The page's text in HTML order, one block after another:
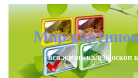
Мир
- вся жизнь калейдоскоп